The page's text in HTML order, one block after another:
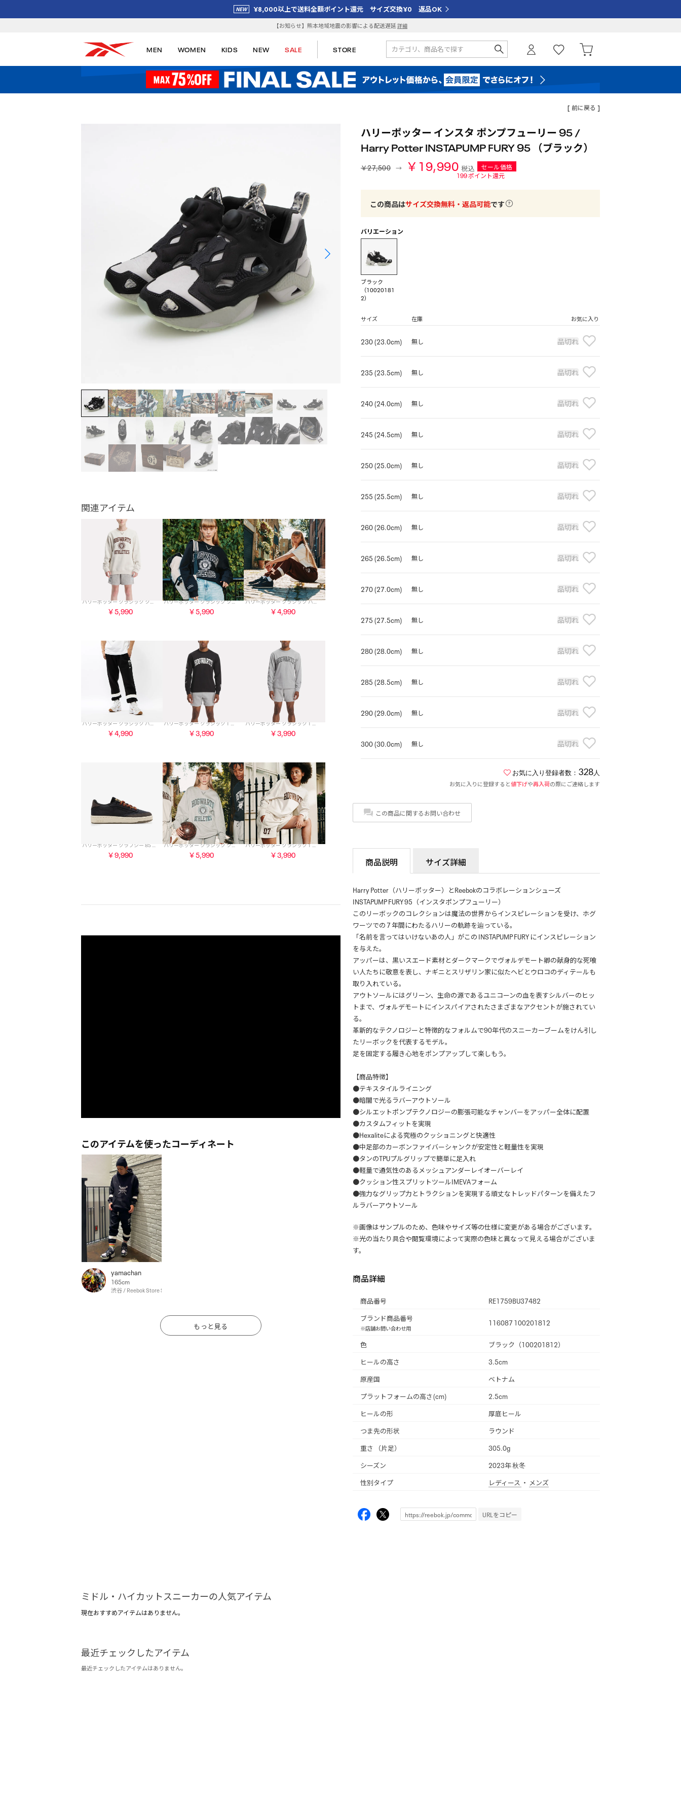
¥8,000以上で送料全額ポイント還元 サイズ交換¥0 返品OK
【お知らせ】熊本地域地震の影響による配送遅延詳細
MEN WOMEN KIDS NEW SALE STORE
[ 前に戻る ]
関連アイテム
￥5,990
ハリーポッター クラシック クルーネック / Harry Potter CLASSIC CREW （ブラック）
￥5,990
ハリーポッター クラシック パンツ / Harry Potter CLASSIC PANT （ブラウン）
￥4,990
￥4,990 ￥3,990 ￥3,990
￥9,990
ハリーポッター クラシック クルーネック / Harry Potter CLASSIC CREW （グレー）
￥5,990
ハリーポッター クラシック T シャツ / Harry Potter CLASSIC TEE （アラバスター）
￥3,990
このアイテムを使ったコーディネート
yamachan
165cm
渋谷 / Reebok Store Shibuya
もっと見る
ハリーポッター インスタ ポンプフューリー 95 /
Harry Potter INSTAPUMP FURY 95 （ブラック）
￥27,500 ￥19,990 税込
セール価格
199ポイント還元
この商品はサイズ交換無料・返品可能です
バリエーション
ブラック
（10020181
2）
サイズ 在庫 お気に入り
230 (23.0cm) 無し 品切れ
235 (23.5cm) 無し 品切れ
240 (24.0cm) 無し 品切れ
245 (24.5cm) 無し 品切れ
250 (25.0cm) 無し 品切れ
255 (25.5cm) 無し 品切れ
260 (26.0cm) 無し 品切れ
265 (26.5cm) 無し 品切れ
270 (27.0cm) 無し 品切れ
275 (27.5cm) 無し 品切れ
280 (28.0cm) 無し 品切れ
285 (28.5cm) 無し 品切れ
290 (29.0cm) 無し 品切れ
300 (30.0cm) 無し 品切れ
お気に入り登録者数： 328 人
お気に入りに登録すると値下げや再入荷の際にご連絡します
この商品に関するお問い合わせ
商品説明 サイズ詳細
Harry Potter（ハリーポッター）とReebokのコラボレーションシューズ
INSTAPUMP FURY 95（インスタポンプフューリー）
このリーボックのコレクションは魔法の世界からインスピレーションを受け、ホグ
ワーツでの 7 年間にわたるハリーの軌跡を辿っている。
「名前を言ってはいけないあの人」がこの INSTAPUMP FURY にインスピレーション
を与えた。
アッパーは、黒いスエード素材とダークマークでヴォルデモート卿の献身的な死喰
い人たちに敬意を表し、ナギニとスリザリン家に似たヘビとウロコのディテールも
取り入れている。
アウトソールにはグリーン、生命の源であるユニコーンの血を表すシルバーのヒッ
トまで、ヴォルデモートにインスパイアされたさまざまなアクセントが施されてい
る。
革新的なテクノロジーと特徴的なフォルムで90年代のスニーカーブームをけん引し
たリーボックを代表するモデル。
足を固定する履き心地をポンプアップして楽しもう。
【商品特徴】
●テキスタイルライニング
●暗闇で光るラバーアウトソール
●シルエットポンプテクノロジーの膨張可能なチャンバーをアッパー全体に配置
●カスタムフィットを実現
●Hexaliteによる究極のクッショニングと快適性
●中足部のカーボンファイバーシャンクが安定性と軽量性を実現
●タンのTPUプルグリップで簡単に足入れ
●軽量で通気性のあるメッシュアンダーレイオーバーレイ
●クッション性スプリットツールIMEVAフォーム
●強力なグリップ力とトラクションを実現する頑丈なトレッドパターンを備えたフ
ルラバーアウトソール
※画像はサンプルのため、色味やサイズ等の仕様に変更がある場合がございます。
※光の当たり具合や閲覧環境によって実際の色味と異なって見える場合がございま
す。
商品詳細
商品番号
RE1759BU37482
ブランド商品番号
※店舗お問い合わせ用
116087 100201812
色
ブラック（100201812）
ヒールの高さ
3.5cm
原産国
ベトナム
プラットフォームの高さ(cm)
2.5cm
ヒールの形
厚底ヒール
つま先の形状
ラウンド
重さ
（片足）
305.0g
シーズン
2023年 秋冬
性別タイプ
レディース ・ メンズ
URLをコピー
ミドル・ハイカットスニーカーの人気アイテム
現在おすすめアイテムはありません。
最近チェックしたアイテム
最近チェックしたアイテムはありません。